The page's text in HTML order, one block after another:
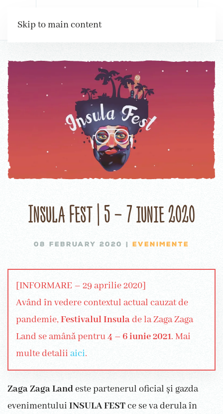
Skip to main content
Insula Fest | 5 – 7 iunie 2020
08 FEBRUARY 2020 | EVENIMENTE
[INFORMARE – 29 aprilie 2020]
Având în vedere contextul actual cauzat de
pandemie, Festivalul Insulade la Zaga Zaga
Land se amână pentru4 – 6 iunie 2021. Mai
multe detalii aici.
Zaga Zaga Landeste partenerul oficial și gazda
evenimentului INSULA FESTce se va derula în